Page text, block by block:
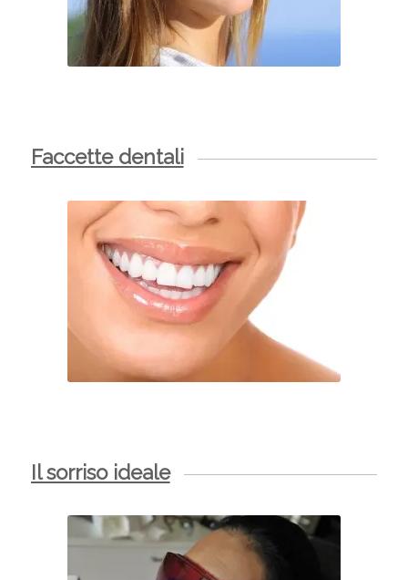
Faccette dentali
Il sorriso ideale